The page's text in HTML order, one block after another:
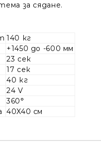
за сядане.
140 кг
+1450 до -600 мм
23 сек
17 сек
40 кг
24 V
360°
40X40 см